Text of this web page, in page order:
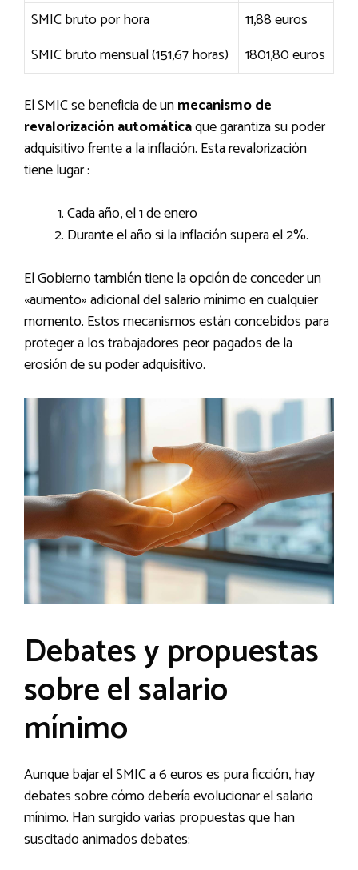
SMIC bruto por hora
11,88 euros
SMIC bruto mensual (151,67 horas)
1801,80 euros
El SMIC se beneficia de unmecanismo de
revalorización automáticaque garantiza su poder
adquisitivo frente a la inflación. Esta revalorización
tiene lugar :
Cada año, el 1 de enero
Durante el año si la inflación supera el 2%.
El Gobierno también tiene la opción de conceder un
«aumento» adicional del salario mínimo en cualquier
momento. Estos mecanismos están concebidos para
proteger a los trabajadores peor pagados de la
erosión de su poder adquisitivo.
Debates y propuestas
sobre el salario
mínimo
Aunque bajar el SMIC a 6 euros es pura ficción, hay
debates sobre cómo debería evolucionar el salario
mínimo. Han surgido varias propuestas que han
suscitado animados debates: